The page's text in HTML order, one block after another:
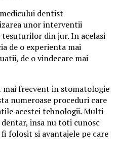
dentist
unor interventii
tesuturilor din jur. In acelasi
de o experienta mai
de o vindecare mai
frecvent in stomatologie
numeroase proceduri care
acestei tehnologii. Multi
insa nu toti cunosc
folosit si avantajele pe care